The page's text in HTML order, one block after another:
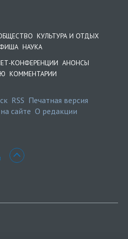
КУЛЬТУРА И ОТДЫХ
НАУКА
КОНФЕРЕНЦИИ АНОНСЫ
КОММЕНТАРИИ
RSS Печатная версия
сайте О редакции